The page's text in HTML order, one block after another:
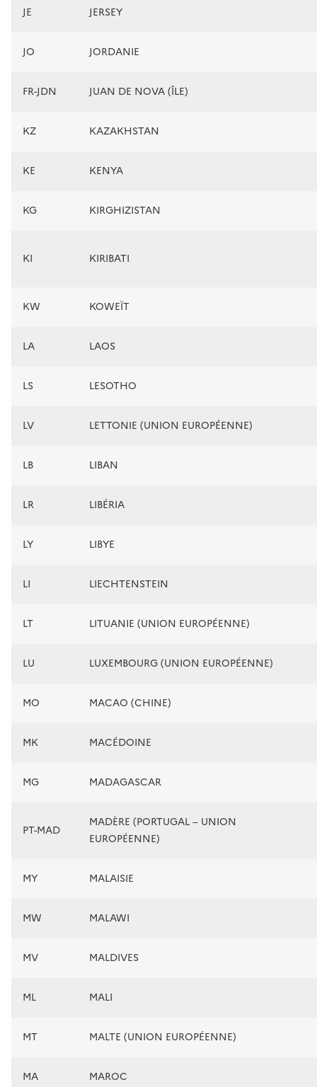
JE JERSEY
JO JORDANIE
FR-JDN JUAN DE NOVA (ÎLE)
KZ KAZAKHSTAN
KE KENYA
KG KIRGHIZISTAN
KI KIRIBATI
KW KOWEÏT
LA LAOS
LS LESOTHO
LV LETTONIE (UNION EUROPÉENNE)
LB LIBAN
LR LIBÉRIA
LY LIBYE
LI LIECHTENSTEIN
LT LITUANIE (UNION EUROPÉENNE)
LU LUXEMBOURG (UNION EUROPÉENNE)
MO MACAO (CHINE)
MK MACÉDOINE
MG MADAGASCAR
PT-MAD
MADÈRE (PORTUGAL – UNION
EUROPÉENNE)
MY MALAISIE
MW MALAWI
MV MALDIVES
ML MALI
MT MALTE (UNION EUROPÉENNE)
MA MAROC